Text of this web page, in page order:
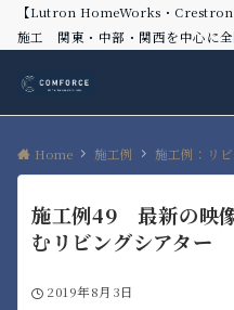
【Lutron HomeWorks・Crestron
施工 関東・中部・関西を中心に全
Home 施工例 施工例：リ
施工例49 最新の映
むリビングシアター
2019年8月3日